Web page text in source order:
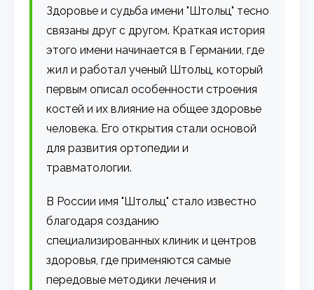
Здоровье и судьба имени "Штольц" тесно
связаны друг с другом. Краткая история
этого имени начинается в Германии, где
жил и работал ученый Штольц, который
первым описал особенности строения
костей и их влияние на общее здоровье
человека. Его открытия стали основой
для развития ортопедии и
травматологии.
В России имя "Штольц" стало известно
благодаря созданию
специализированных клиник и центров
здоровья, где применяются самые
передовые методики лечения и